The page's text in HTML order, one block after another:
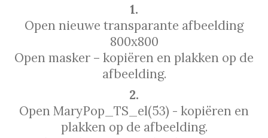
1.
Open nieuwe transparante afbeelding
800x800
Open masker – kopiëren en plakken op de
afbeelding.
2.
Open MaryPop_TS_el(53) - kopiëren en
plakken op de afbeelding.